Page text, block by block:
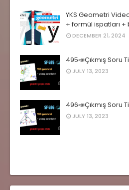
YKS Geometri
+ formül ispatları
DECEMBER 21, 2024
495📣Çıkmış Soru
JULY 13, 2023
496📣Çıkmış Soru
JULY 13, 2023